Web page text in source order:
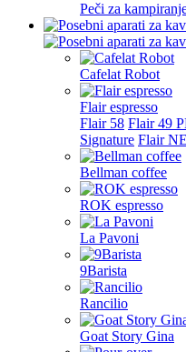
Peči za
Cafelat Robot
Flair espresso
Flair 58 Flair 49
Signature Flair
Bellman coffee
ROK espresso
La Pavoni
9Barista
Rancilio
Goat Story Gina